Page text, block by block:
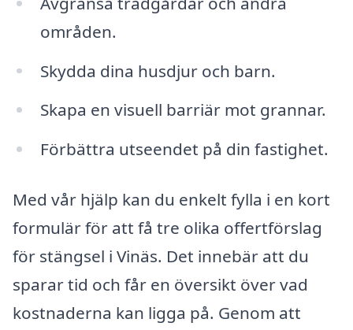
områden.
Skydda dina husdjur och barn.
Skapa en visuell barriär mot grannar.
Förbättra utseendet på din fastighet.
Med vår hjälp kan du enkelt fylla i en kort
formulär för att få tre olika offertförslag
för stängsel i Vinäs. Det innebär att du
sparar tid och får en översikt över vad
kostnaderna kan ligga på. Genom att